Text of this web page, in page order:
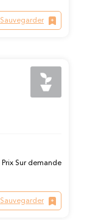
Sauvegarder
Prix Sur demande
Sauvegarder